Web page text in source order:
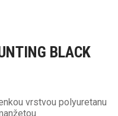
BLACK
vrstvou polyuretanu